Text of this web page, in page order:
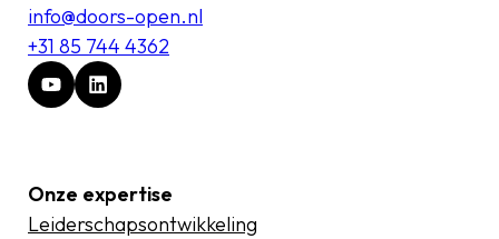
info@doors-open.nl
+31 85 744 4362
Onze expertise
Leiderschapsontwikkeling